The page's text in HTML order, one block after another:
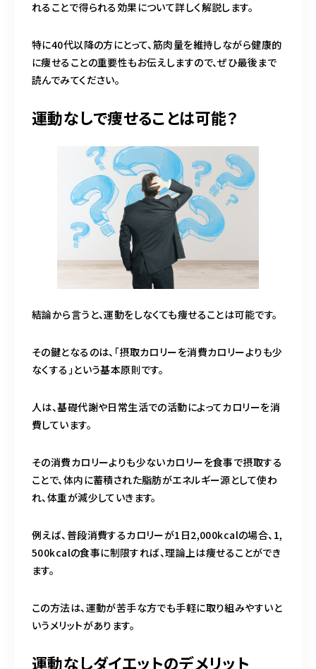
れることで得られる効果について詳しく解説します。
特に40代以降の方にとって、筋肉量を維持しながら健康的
に痩せることの重要性もお伝えしますので、ぜひ最後まで
読んでみてください。
運動なしで痩せることは可能？
結論から言うと、運動をしなくても痩せることは可能です。
その鍵となるのは、「摂取カロリーを消費カロリーよりも少
なくする」という基本原則です。
人は、基礎代謝や日常生活での活動によってカロリーを消
費しています。
その消費カロリーよりも少ないカロリーを食事で摂取する
ことで、体内に蓄積された脂肪がエネルギー源として使わ
れ、体重が減少していきます。
例えば、普段消費するカロリーが1日2,000kcalの場合、1,
500kcalの食事に制限すれば、理論上は痩せることができ
ます。
この方法は、運動が苦手な方でも手軽に取り組みやすいと
いうメリットがあります。
運動なしダイエットのデメリット